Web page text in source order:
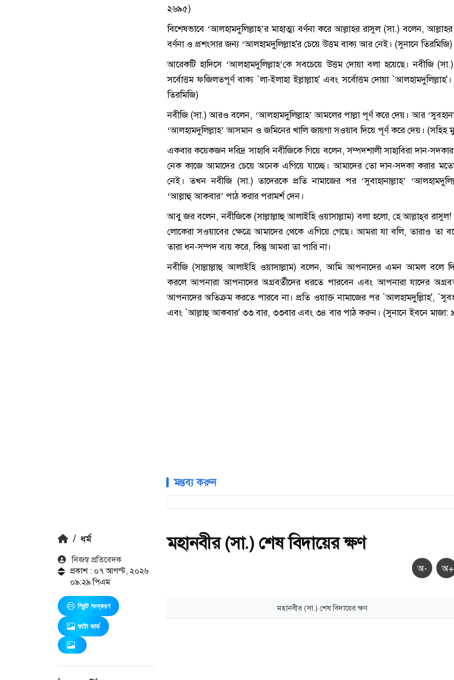
২৬৯৫)
বিশেষভাবে ‘আলহামদুলিল্লাহ’র মাহাত্ম্য বর্ণনা করে আল্লাহর রাসুল (সা.) বলেন, আল্লাহর
বর্ণনা ও প্রশংসার জন্য ‘আলহামদুলিল্লাহ'র চেয়ে উত্তম বাক্য আর নেই। (সুনানে তিরমিজি)
আরেকটি হাদিসে ‘আলহামদুলিল্লাহ’কে সবচেয়ে উত্তম দোয়া বলা হয়েছে। নবীজি
সর্বোত্তম ফজিলতপূর্ণ বাক্য `লা-ইলাহা ইল্লাল্লাহ' এবং সর্বোত্তম দোয়া
তিরমিজি)
নবীজি (সা.) আরও বলেন, ‘আলহামদুলিল্লাহ’ আমলের পাল্লা পূর্ণ করে দেয়। আর
‘আলহামদুলিল্লাহ’ আসমান ও জমিনের খালি জায়গা সওয়াব দিয়ে পূর্ণ করে দেয়। (সহিহ
একবার কয়েকজন দরিদ্র সাহাবি নবীজিকে গিয়ে বলেন, সম্পদশালী সাহাবিরা দান-সদকার
নেক কাজে আমাদের চেয়ে অনেক এগিয়ে যাচ্ছে। আমাদের তো দান-সদকা করার মতো
নেই। তখন নবীজি (সা.) তাদেরকে প্রতি নামাজের পর ‘সুবাহানাল্লাহ’
‘আল্লাহু আকবার’ পাঠ করার পরামর্শ দেন।
আবু জর বলেন, নবীজিকে (সাল্লাল্লাহু আলাইহি ওয়াসাল্লাম) বলা হলো, হে আল্লাহ্‌র রাসুল!
লোকেরা সওয়াবের ক্ষেত্রে আমাদের থেকে এগিয়ে গেছে। আমরা যা বলি, তারাও তা
তারা ধন-সম্পদ ব্যয় করে, কিন্তু আমরা তা পারি না।
নবীজি (সাল্লাল্লাহু আলাইহি ওয়াসাল্লাম) বলেন, আমি আপনাদের এমন আমল বলে
করলে আপনারা আপনাদের অগ্রবর্তীদের ধরতে পারবেন এবং আপনারা যাদের
আপনাদের অতিক্রম করতে পারবে না। প্রতি ওয়াক্ত নামাজের পর `আলহামদুল্লিাহ',
এবং `আল্লাহু আকবার' ৩৩ বার, ৩৩বার এবং ৩৪ বার পাঠ করুন। (সুনানে ইবনে মাজা:
মন্তব্য করুন
/ ধর্ম
নিজস্ব প্রতিবেদক
প্রকাশ : ০৭ আগস্ট, ২০২৬
০৯:২৯ পিএম
প্রিন্ট সংস্করণ
ফটো কার্ড
মহানবীর (সা.) শেষ বিদায়ের ক্ষণ
অ- অ+